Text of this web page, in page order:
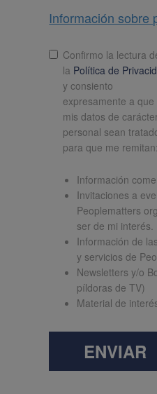
Información sobre
LopdConfirmo la lectura
la Política de
y consiento
expresamente a que
mis datos de
personal sean
para que me remitan:
Información
Invitaciones a
Peoplematters
ser de mi interés.
Información de
y servicios de
Newsletters y/o
píldoras de TV)
Material de
ENVIAR